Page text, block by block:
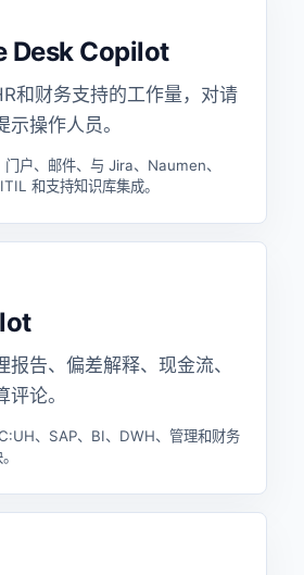
Desk Copilot
和财务支持的工作量，对请
操作人员。
户、邮件、与 Jira、Naumen、
和支持知识库集成。
报告、偏差解释、现金流、
论。
、SAP、BI、DWH、管理和财务